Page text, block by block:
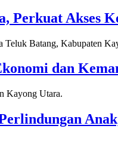
Perkuat Akses
dan